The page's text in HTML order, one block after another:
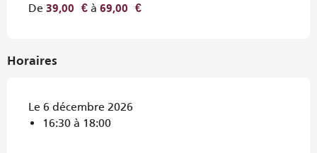
De 39,00 € à 69,00 €
Horaires
Le 6 décembre 2026
16:30 à 18:00